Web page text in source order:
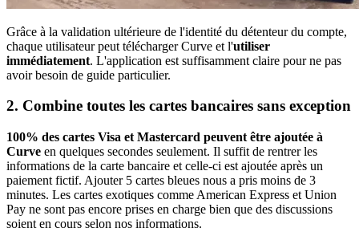
Grâce à la validation ultérieure de l'identité du détenteur du compte,
chaque utilisateur peut télécharger Curve et l'utiliser
immédiatement. L'application est suffisamment claire pour ne pas
avoir besoin de guide particulier.
2. Combine toutes les cartes bancaires sans exception
100% des cartes Visa et Mastercard peuvent être ajoutée à
Curve en quelques secondes seulement. Il suffit de rentrer les
informations de la carte bancaire et celle-ci est ajoutée après un
paiement fictif. Ajouter 5 cartes bleues nous a pris moins de 3
minutes. Les cartes exotiques comme American Express et Union
Pay ne sont pas encore prises en charge bien que des discussions
soient en cours selon nos informations.